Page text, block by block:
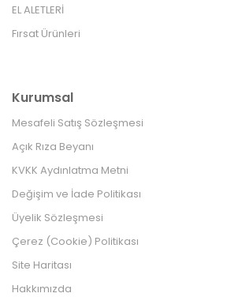
EL ALETLERİ
Fırsat Ürünleri
Kurumsal
Mesafeli Satış Sözleşmesi
Açık Rıza Beyanı
KVKK Aydınlatma Metni
Değişim ve İade Politikası
Üyelik Sözleşmesi
Çerez (Cookie) Politikası
Site Haritası
Hakkımızda